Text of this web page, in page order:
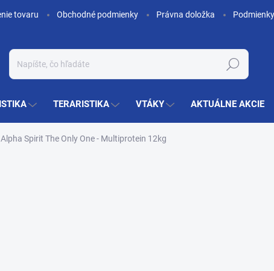
tovaru Obchodné podmienky Právna doložka
Hľadať
TERARISTIKA VTÁKY AKTUÁLNE AKCIE
Alpha Spirit The Only One - Multiprotein 12kg